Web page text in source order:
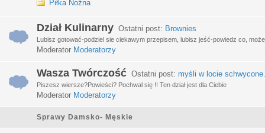
Piłka Nożna
Dział Kulinarny Ostatni post: Brownies
Lubisz gotować-podziel sie ciekawym przepisem, lubisz jeść-powiedz co,
Moderator Moderatorzy
Wasza Twórczość Ostatni post: myśli w locie
Piszesz wiersze?Powieści? Pochwal się !! Ten dział jest dla Ciebie
Moderator Moderatorzy
Sprawy Damsko- Męskie